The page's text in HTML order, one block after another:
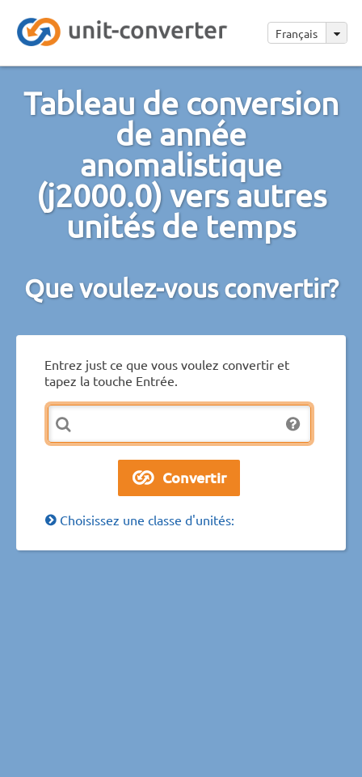
Français
Tableau de conversion
de année
anomalistique
(j2000.0) vers autres
unités de temps
Que voulez-vous convertir?
Entrez just ce que vous voulez convertir et
tapez la touche Entrée.
Choisissez une classe d'unités: